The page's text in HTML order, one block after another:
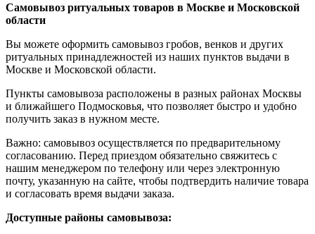
Самовывоз ритуальных товаров в Москве и Московской
области
Вы можете оформить самовывоз гробов, венков и других
ритуальных принадлежностей из наших пунктов выдачи в
Москве и Московской области.
Пункты самовывоза расположены в разных районах Москвы
и ближайшего Подмосковья, что позволяет быстро и удобно
получить заказ в нужном месте.
Важно: самовывоз осуществляется по предварительному
согласованию. Перед приездом обязательно свяжитесь с
нашим менеджером по телефону или через электронную
почту, указанную на сайте, чтобы подтвердить наличие товара
и согласовать время выдачи заказа.
Доступные районы самовывоза: